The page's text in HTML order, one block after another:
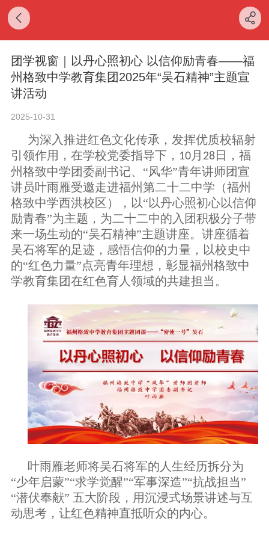
团学视窗｜以丹心照初心 以信仰励青春——福
州格致中学教育集团2025年“吴石精神”主题宣
讲活动
2025-10-31
为深入推进红色文化传承，发挥优质校辐射
引领作用，在学校党委指导下， 10 月 28 日，福
州格致中学团委副书记、 “风华”青年讲师团宣
讲员叶雨雁受邀走进福州第二十二中学（福州
格致中学西洪校区）
，以“以丹心照初心以信仰
励青春”为主题，为二十二中的 入团积极分子带
来一场生动的“吴石精神”主题讲座。讲座循着
吴石将军的足迹， 感悟信仰的力量， 以校史中
的“红色力量”点亮青年理想，彰显福州格致中
学教育集团在红色育人领域的共建担当。
叶雨雁老师将吴石将军的人生经历拆分为
“少年启蒙”“求学觉醒”“军事深造”“抗战担当”
“潜伏奉献” 五大阶段，用沉浸式场景讲述与互
动思考，让红色精神直抵听众的内心。